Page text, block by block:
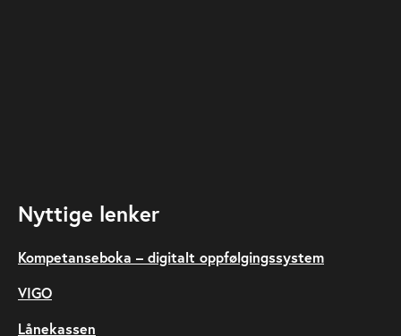
Nyttige lenker
Kompetanseboka – digitalt oppfølgingssystem
VIGO
Lånekassen